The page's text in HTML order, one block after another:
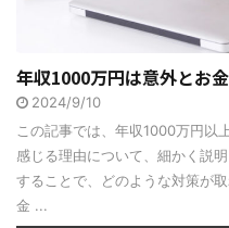
年収1000万円は意外とお
2024/9/10
この記事では、年収1000万円以
感じる理由について、細かく説
することで、どのような対策が
金 ...